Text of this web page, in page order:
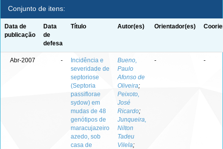
Conjunto de itens:
Data de
publicação
Data
de
defesa
Título Autor(es) Orientador(es)
Abr-2007 -
Incidência e
severidade de
septoriose
(Septoria
passiflorae
sydow) em
mudas de 48
genótipos de
maracujazeiro
azedo, sob
casa de
Bueno,
Paulo
Afonso de
Oliveira;
Peixoto,
José
Ricardo;
Junqueira,
Nilton
Tadeu
Vilela;
- -